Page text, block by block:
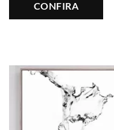
CONFIRA